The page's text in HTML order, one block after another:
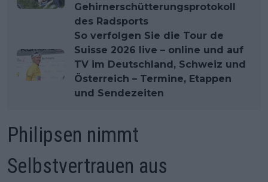
Gehirnerschütterungsprotokoll
des Radsports
So verfolgen Sie die Tour de
Suisse 2026 live – online und auf
TV im Deutschland, Schweiz und
Österreich – Termine, Etappen
und Sendezeiten
Philipsen nimmt
Selbstvertrauen aus